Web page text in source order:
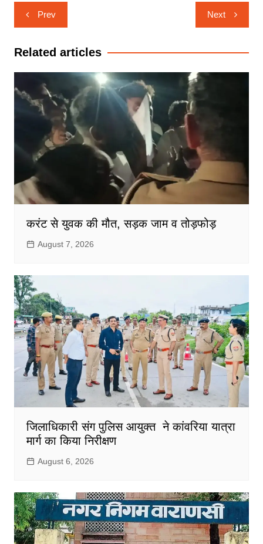
Post
navigation
Prev Next
Related articles
करंट से युवक की मौत, सड़क जाम व तोड़फोड़
August 7, 2026
जिलाधिकारी संग पुलिस आयुक्त ने कांवरिया यात्रा
मार्ग का किया निरीक्षण
August 6, 2026